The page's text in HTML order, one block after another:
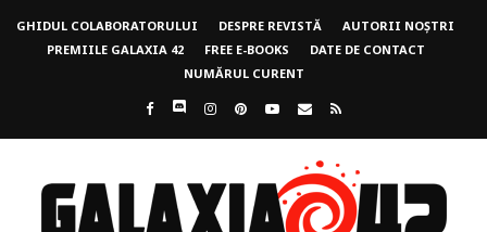
GHIDUL COLABORATORULUI DESPRE REVISTĂ
AUTORII NOȘTRI
PREMIILE GALAXIA 42
FREE E-BOOKS
DATE DE CONTACT
NUMĂRUL CURENT